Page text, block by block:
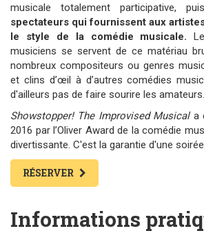
musicale totalement participative,
spectateurs qui fournissent aux
le style de la comédie musicale.
musiciens se servent de ce matériau
nombreux compositeurs ou genres
et clins d’œil à d’autres comédies
d'ailleurs pas de faire sourire les amateurs.
Showstopper! The Improvised Musicala
2016 par l’Oliver Award de la comédie
divertissante. C'est la garantie d'une
RÉSERVER
Informations